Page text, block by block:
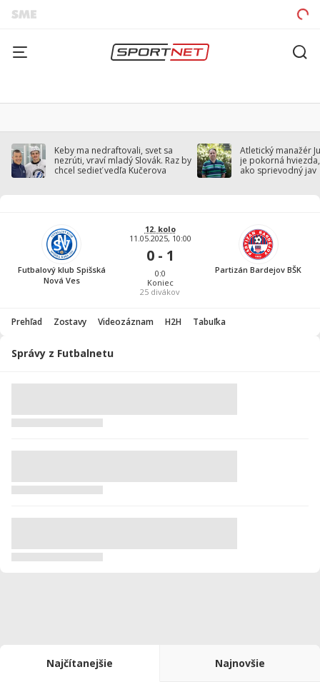
Keby ma nedraftovali, svet sa
nezrúti, vraví mladý Slovák. Raz by
chcel sedieť vedľa Kučerova
Atletický manažér
je pokorná
ako sprievodný jav
Futbalový klub Spišská
Nová Ves
12. kolo
11.05.2025, 10:00
0 - 1
0:0
Koniec
25 divákov
Partizán Bardejov BŠK
Prehľad Zostavy Videozáznam H2H Tabuľka
Správy z Futbalnetu
Najčítanejšie Najnovšie